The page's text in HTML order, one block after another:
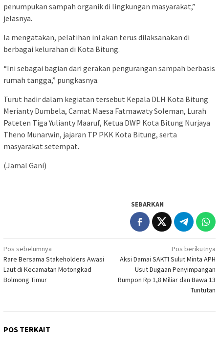
penumpukan sampah organik di lingkungan masyarakat,”
jelasnya.
Ia mengatakan, pelatihan ini akan terus dilaksanakan di
berbagai kelurahan di Kota Bitung.
“Ini sebagai bagian dari gerakan pengurangan sampah berbasis
rumah tangga,” pungkasnya.
Turut hadir dalam kegiatan tersebut Kepala DLH Kota Bitung
Merianty Dumbela, Camat Maesa Fatmawaty Soleman, Lurah
Pateten Tiga Yulianty Maaruf, Ketua DWP Kota Bitung Nurjaya
Theno Munarwin, jajaran TP PKK Kota Bitung, serta
masyarakat setempat.
(Jamal Gani)
SEBARKAN
Navigasi
pos
Pos sebelumnya
Rare Bersama Stakeholders Awasi
Laut di Kecamatan Motongkad
Bolmong Timur
Pos berikutnya
Aksi Damai SAKTI Sulut Minta APH
Usut Dugaan Penyimpangan
Rumpon Rp 1,8 Miliar dan Bawa 13
Tuntutan
POS TERKAIT